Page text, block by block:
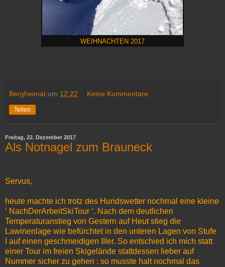
WEIHNACHTEN 2017
Bergheimat um 12:22 Keine Kommentare:
Teilen
Freitag, 22. Dezember 2017
Als Notnagel zum Brauneck
Servus,
heute machte ich trotz des Hundswetter nochmal eine kleine
‘ NachDerArbeitSkiTour ‘. Nach dem deutlichen
Temperaturanstieg von Gestern auf Heut stieg die
Lawinenlage wie befürchtet in den unteren Lagen von Stufe
I auf einen geschmeidigen IIIer. So entschied ich mich statt
einer Tour im freien Skigelände stattdessen lieber auf
Nummer sicher zu gehen : so musste halt nochmal das